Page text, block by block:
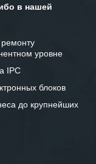
желаем
«555» долгих
в нашей
уровне
IPC
блоков
до крупнейших